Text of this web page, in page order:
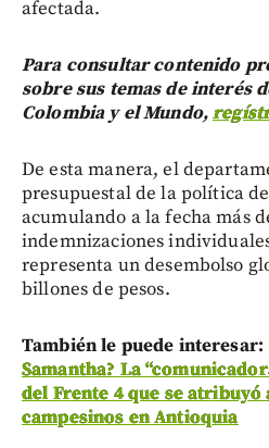
afectada.
Para consultar contenido
sobre sus temas de interés
Colombia y el Mundo,
De esta manera, el
presupuestal de la política
acumulando a la fecha más
indemnizaciones
representa un desembolso
billones de pesos.
También le puede interesar:
Samantha? La
del Frente 4 que se atribuyó
campesinos en Antioquia